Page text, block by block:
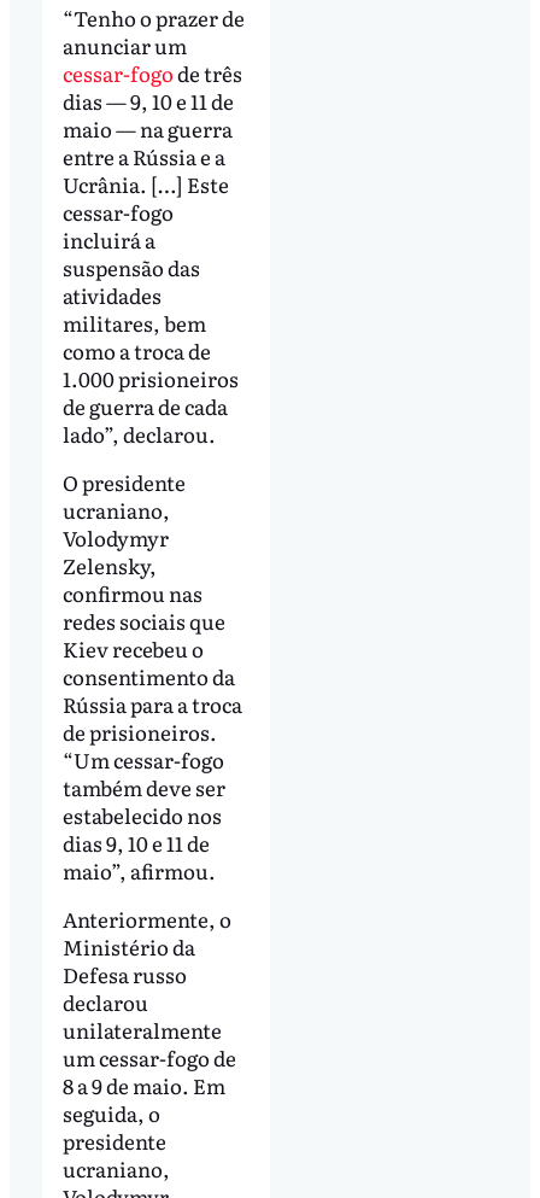
“Tenho o prazer de
anunciar um
cessar-fogode três
dias — 9, 10 e 11 de
maio — na guerra
entre a Rússia e a
Ucrânia. […] Este
cessar-fogo
incluirá a
suspensão das
atividades
militares, bem
como a troca de
1.000 prisioneiros
de guerra de cada
lado”, declarou.
O presidente
ucraniano,
Volodymyr
Zelensky,
confirmou nas
redes sociais que
Kiev recebeu o
consentimento da
Rússia para a troca
de prisioneiros.
“Um cessar-fogo
também deve ser
estabelecido nos
dias 9, 10 e 11 de
maio”, afirmou.
Anteriormente, o
Ministério da
Defesa russo
declarou
unilateralmente
um cessar-fogo de
8 a 9 de maio. Em
seguida, o
presidente
ucraniano,